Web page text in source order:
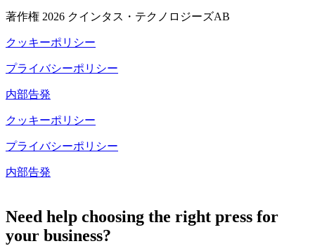
著作権 2026 クインタス・テクノロジーズAB
クッキーポリシー
プライバシーポリシー
内部告発
クッキーポリシー
プライバシーポリシー
内部告発
Need help choosing the right press for
your business?